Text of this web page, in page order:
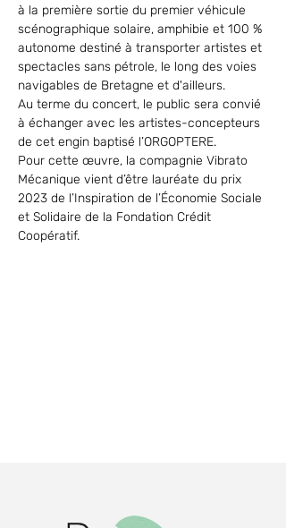
à la première sortie du premier véhicule
scénographique solaire, amphibie et 100 %
autonome destiné à transporter artistes et
spectacles sans pétrole, le long des voies
navigables de Bretagne et d'ailleurs.
Au terme du concert, le public sera convié
à échanger avec les artistes-concepteurs
de cet engin baptisé l’ORGOPTERE.
Pour cette œuvre, la compagnie Vibrato
Mécanique vient d’être lauréate du prix
2023 de l’Inspiration de l’Économie Sociale
et Solidaire de la Fondation Crédit
Coopératif.